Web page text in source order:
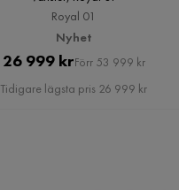
Royal 01
Nyhet
Pris
26 999 krOriginal
Pris
Förr 53 999 kr
Tidigare lägsta pris 26 999 kr